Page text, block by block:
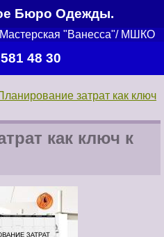
Бюро Одежды.
"Ванесса"/ МШКО
48 30
затрат как ключ
как ключ к